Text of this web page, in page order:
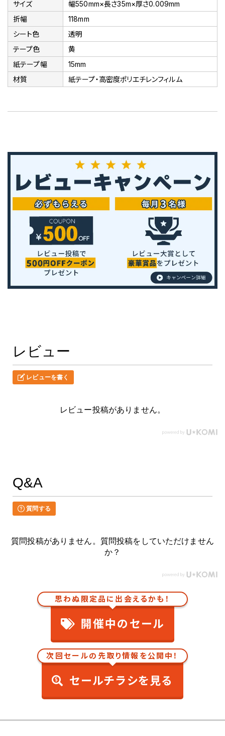
サイズ
幅550mm×長さ35m×厚さ0.009mm
折幅
118mm
シート色
透明
テープ色
黄
紙テープ幅
15mm
材質
紙テープ・高密度ポリエチレンフィルム
レビュー
レビューを書く
レビュー投稿がありません。
Q&A
質問する
質問投稿がありません。質問投稿をしていただけません
か？
思わぬ限定品に出会えるかも！
開催中のセール
次回セールの先取り情報を公開中！
セールチラシを見る